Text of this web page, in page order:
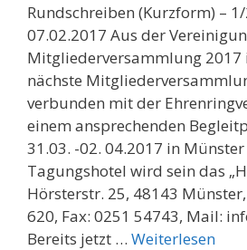
Rundschreiben (Kurzform) –
07.02.2017 Aus der
Mitgliederversammlung 2017
nächste
verbunden mit der
einem ansprechenden
31.03. -02. 04.2017 in
Tagungshotel wird sein das
Hörsterstr. 25, 48143
620, Fax: 0251 54743, Mail:
Bereits jetzt … Weiterlesen